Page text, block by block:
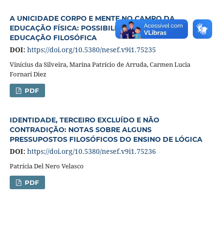
A UNICIDADE CORPO E MENTE NO CAMPO DA
EDUCAÇÃO FÍSICA: POSSIBILIDADES PARA UMA
EDUCAÇÃO FILOSÓFICA
DOI: https://doi.org/10.5380/nesef.v9i1.75235
Vinícius da Silveira, Marina Patrício de Arruda, Carmen Lucia
Fornari Diez
PDF
IDENTIDADE, TERCEIRO EXCLUÍDO E NÃO
CONTRADIÇÃO: NOTAS SOBRE ALGUNS
PRESSUPOSTOS FILOSÓFICOS DO ENSINO DE LÓGICA
DOI: https://doi.org/10.5380/nesef.v9i1.75236
Patrícia Del Nero Velasco
PDF